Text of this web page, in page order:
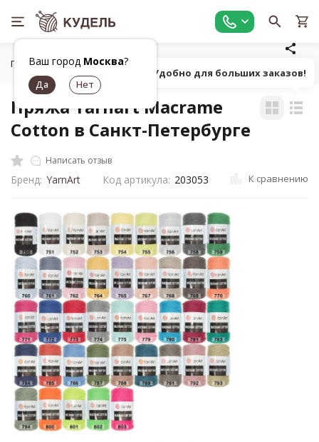
Ваш город Москва?
Главная Все для вязания
Пряжа Yarnart Macrame
Cotton в Санкт-Петербурге
Написать отзыв
Бренд: YarnArt Код артикула: 203053 К сравнению
Попробуй! Удобно для больших заказов!